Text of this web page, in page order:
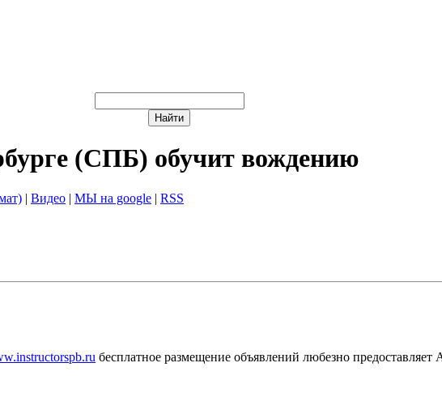
(СПБ) обучит вождению
| Видео | МЫ на google | RSS
бесплатное размещение объявлений любезно предоставляет